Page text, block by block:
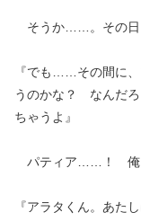
そうか……。その日
『でも……その間に
うのかな？ なんだ
ちゃうよ』
パティア……！ 俺
『アラタくん。あた